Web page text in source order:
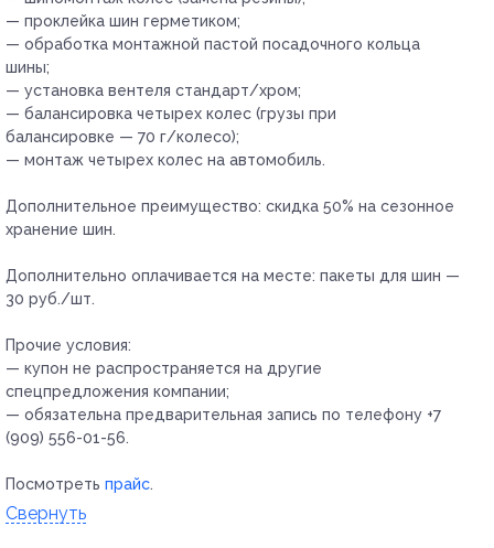
— проклейка шин герметиком;
— обработка монтажной пастой посадочного кольца
шины;
— установка вентеля стандарт/хром;
— балансировка четырех колес (грузы при
балансировке — 70 г/колесо);
— монтаж четырех колес на автомобиль.
Дополнительное преимущество: скидка 50% на сезонное
хранение шин.
Дополнительно оплачивается на месте: пакеты для шин —
30 руб./шт.
Прочие условия:
— купон не распространяется на другие
спецпредложения компании;
— обязательна предварительная запись по телефону +7
(909) 556-01-56.
Посмотреть прайс.
Свернуть